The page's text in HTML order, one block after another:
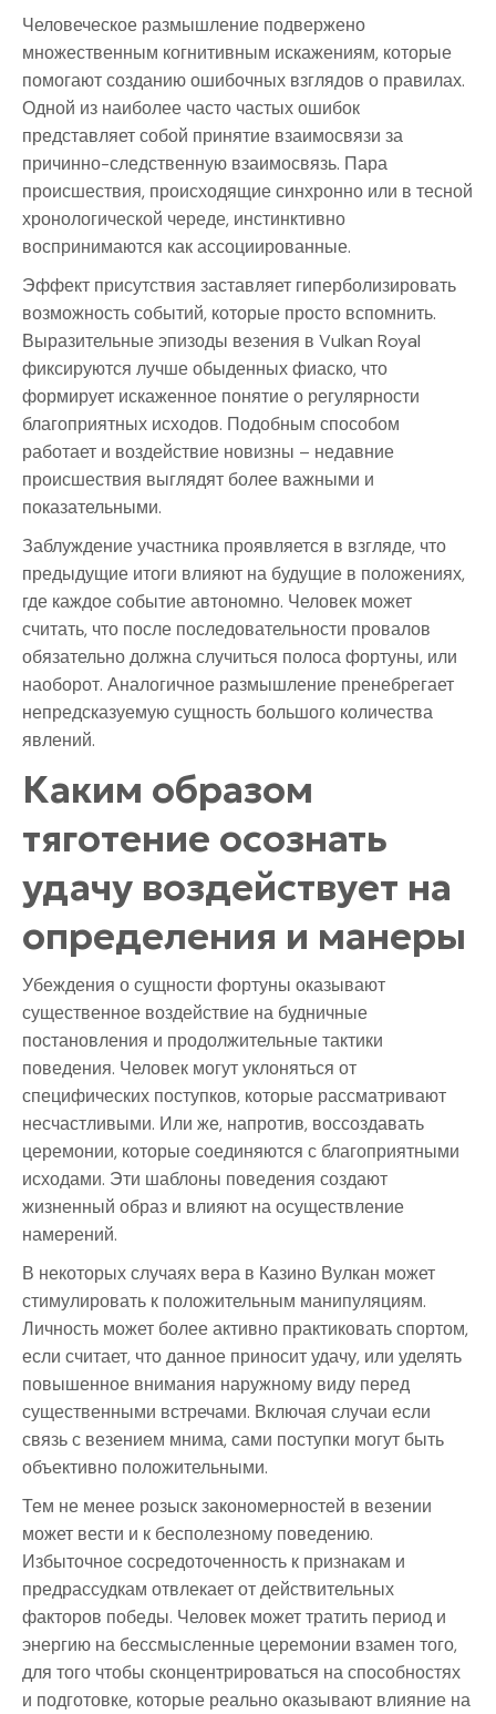
Человеческое размышление подвержено
множественным когнитивным искажениям, которые
помогают созданию ошибочных взглядов о правилах.
Одной из наиболее часто частых ошибок
представляет собой принятие взаимосвязи за
причинно-следственную взаимосвязь. Пара
происшествия, происходящие синхронно или в тесной
хронологической череде, инстинктивно
воспринимаются как ассоциированные.
Эффект присутствия заставляет гиперболизировать
возможность событий, которые просто вспомнить.
Выразительные эпизоды везения в Vulkan Royal
фиксируются лучше обыденных фиаско, что
формирует искаженное понятие о регулярности
благоприятных исходов. Подобным способом
работает и воздействие новизны – недавние
происшествия выглядят более важными и
показательными.
Заблуждение участника проявляется в взгляде, что
предыдущие итоги влияют на будущие в положениях,
где каждое событие автономно. Человек может
считать, что после последовательности провалов
обязательно должна случиться полоса фортуны, или
наоборот. Аналогичное размышление пренебрегает
непредсказуемую сущность большого количества
явлений.
Каким образом
тяготение осознать
удачу воздействует на
определения и манеры
Убеждения о сущности фортуны оказывают
существенное воздействие на будничные
постановления и продолжительные тактики
поведения. Человек могут уклоняться от
специфических поступков, которые рассматривают
несчастливыми. Или же, напротив, воссоздавать
церемонии, которые соединяются с благоприятными
исходами. Эти шаблоны поведения создают
жизненный образ и влияют на осуществление
намерений.
В некоторых случаях вера в Казино Вулкан может
стимулировать к положительным манипуляциям.
Личность может более активно практиковать спортом,
если считает, что данное приносит удачу, или уделять
повышенное внимания наружному виду перед
существенными встречами. Включая случаи если
связь с везением мнима, сами поступки могут быть
объективно положительными.
Тем не менее розыск закономерностей в везении
может вести и к бесполезному поведению.
Избыточное сосредоточенность к признакам и
предрассудкам отвлекает от действительных
факторов победы. Человек может тратить период и
энергию на бессмысленные церемонии взамен того,
для того чтобы сконцентрироваться на способностях
и подготовке, которые реально оказывают влияние на